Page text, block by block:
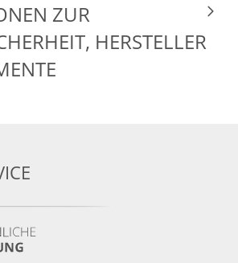
ZUR
HERSTELLER